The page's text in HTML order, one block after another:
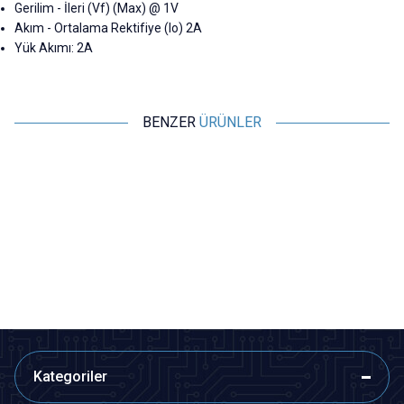
Gerilim - İleri (Vf) (Max) @ 1V
Akım - Ortalama Rektifiye (Io) 2A
Yük Akımı: 2A
BENZER ÜRÜNLER
Kategoriler